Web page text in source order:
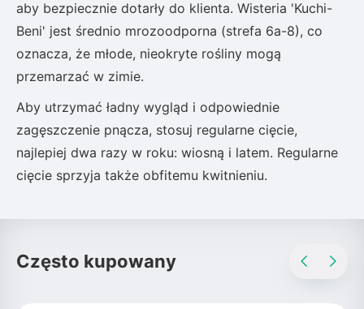
aby bezpiecznie dotarły do klienta. Wisteria 'Kuchi-
Beni' jest średnio mrozoodporna (strefa 6a-8), co
oznacza, że młode, nieokryte rośliny mogą
przemarzać w zimie.
Aby utrzymać ładny wygląd i odpowiednie
zagęszczenie pnącza, stosuj regularne cięcie,
najlepiej dwa razy w roku: wiosną i latem. Regularne
cięcie sprzyja także obfitemu kwitnieniu.
Często kupowany